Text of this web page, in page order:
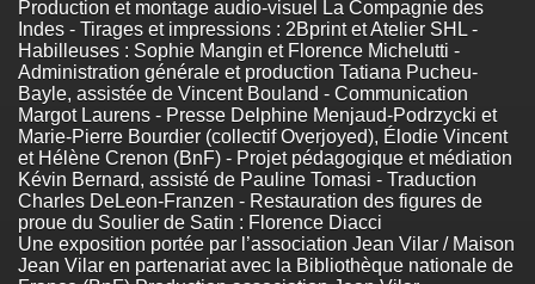
Production et montage audio-visuel La Compagnie des
Indes - Tirages et impressions : 2Bprint et Atelier SHL -
Habilleuses : Sophie Mangin et Florence Michelutti -
Administration générale et production Tatiana Pucheu-
Bayle, assistée de Vincent Bouland - Communication
Margot Laurens - Presse Delphine Menjaud-Podrzycki et
Marie-Pierre Bourdier (collectif Overjoyed), Élodie Vincent
et Hélène Crenon (BnF) - Projet pédagogique et médiation
Kévin Bernard, assisté de Pauline Tomasi - Traduction
Charles DeLeon-Franzen - Restauration des figures de
proue du Soulier de Satin : Florence Diacci
Une exposition portée par l’association Jean Vilar / Maison
Jean Vilar en partenariat avec la Bibliothèque nationale de